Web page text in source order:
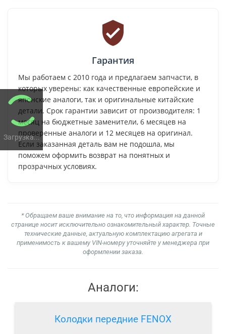
Загрузка...
Гарантия
Мы работаем с 2010 года и предлагаем запчасти, в
которых уверены: как качественные европейские и
японские аналоги, так и оригинальные китайские
детали. Срок гарантии зависит от производителя: 1
месяц на бюджетные заменители, 6 месяцев на
проверенные аналоги и 12 месяцев на оригинал.
Если заказанная деталь вам не подошла, мы
поможем оформить возврат на понятных и
прозрачных условиях.
* Обращаем ваше внимание на то, что информация на данной
странице носит исключительно ознакомительный характер. Точные
технические данные, актуальную комплектацию агрегата и
применимость к вашему VIN-номеру уточняйте у менеджера при
оформлении заказа.
Аналоги:
Колодки передние FENOX